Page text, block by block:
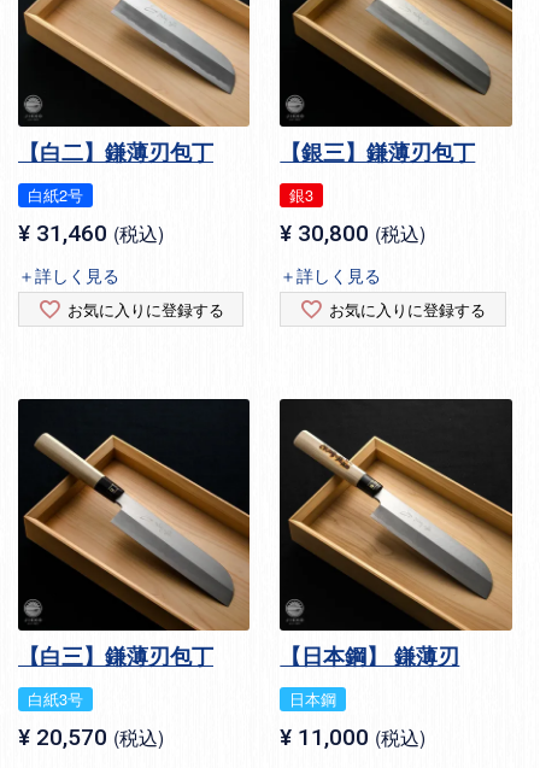
【白二】鎌薄刃包丁
白紙2号
¥ 31,460 税込
＋詳しく見る
お気に入りに登録する
【銀三】鎌薄刃包丁
銀3
¥ 30,800 税込
＋詳しく見る
お気に入りに登録する
【白三】鎌薄刃包丁
白紙3号
¥ 20,570 税込
【日本鋼】 鎌薄刃
日本鋼
¥ 11,000 税込